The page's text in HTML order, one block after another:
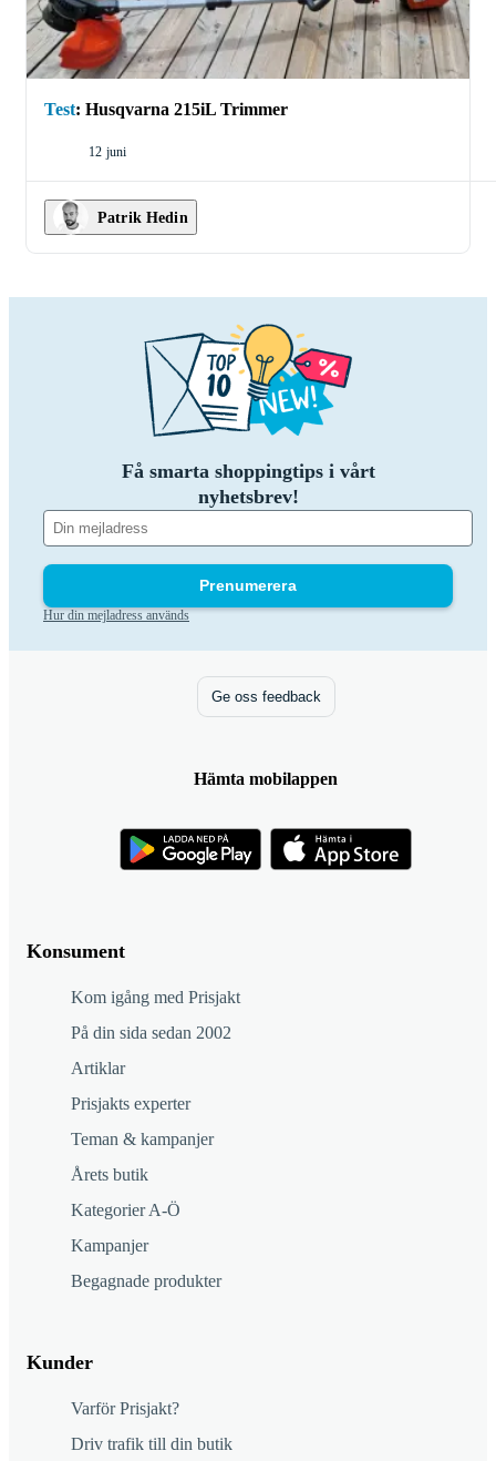
Test: Husqvarna 215iL Trimmer
12 juni
Patrik Hedin
Få smarta shoppingtips i vårt
nyhetsbrev!
Prenumerera
Hur din mejladress används
Konsument
Kom igång med Prisjakt
På din sida sedan 2002
Artiklar
Prisjakts experter
Teman & kampanjer
Årets butik
Kategorier A-Ö
Kampanjer
Begagnade produkter
Kunder
Varför Prisjakt?
Driv trafik till din butik
Ge oss feedback
Hämta mobilappen